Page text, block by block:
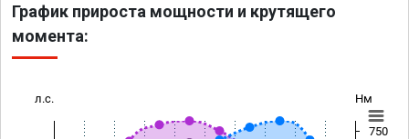
График прироста мощности и крутящего
момента:
л.с. Нм
750